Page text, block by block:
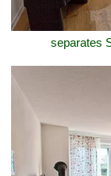
separates